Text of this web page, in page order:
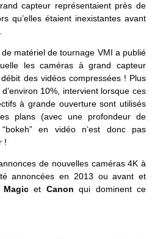
capteur représentaient près de
qu’elles étaient inexistantes avant
matériel de tournage VMI a publié
les caméras à grand capteur
des vidéos compressées ! Plus
10%, intervient lorsque ces
à grande ouverture sont utilisés
plans (avec une profondeur de
en vidéo n’est donc pas
!
de nouvelles caméras 4K à
annoncées en 2013 ou avant et
Magicet Canon qui dominent ce